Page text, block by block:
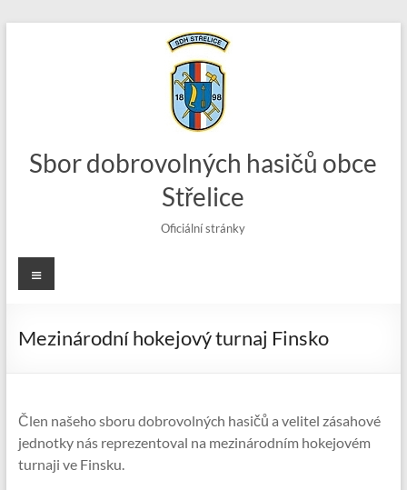
Sbor dobrovolných hasičů obce
Střelice
Oficiální stránky
Menu
Mezinárodní hokejový turnaj Finsko
Člen našeho sboru dobrovolných hasičů a velitel zásahové
jednotky nás reprezentoval na mezinárodním hokejovém
turnaji ve Finsku.